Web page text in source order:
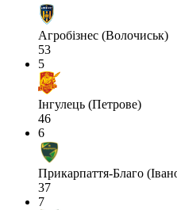
Агробізнес (Волочиськ)
53
5
Інгулець (Петрове)
46
6
Прикарпаття-Благо
37
7